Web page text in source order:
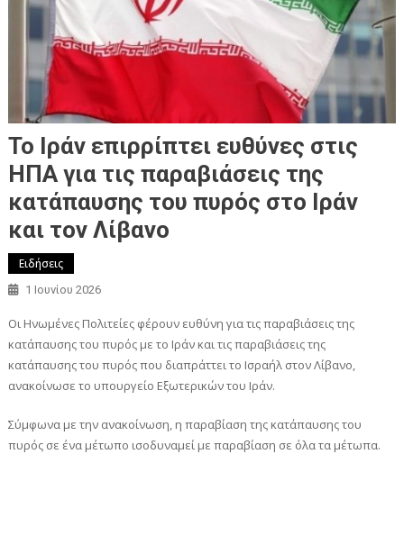
Το Ιράν επιρρίπτει ευθύνες στις
ΗΠΑ για τις παραβιάσεις της
κατάπαυσης του πυρός στο Ιράν
και τον Λίβανο
Ειδήσεις
1 Ιουνίου 2026
Οι Ηνωμένες Πολιτείες φέρουν ευθύνη για τις παραβιάσεις της
κατάπαυσης του πυρός με το Ιράν και τις παραβιάσεις της
κατάπαυσης του πυρός που διαπράττει το Ισραήλ στον Λίβανο,
ανακοίνωσε το υπουργείο Εξωτερικών του Ιράν.
Σύμφωνα με την ανακοίνωση, η παραβίαση της κατάπαυσης του
πυρός σε ένα μέτωπο ισοδυναμεί με παραβίαση σε όλα τα μέτωπα.